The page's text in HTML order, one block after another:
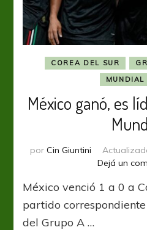
COREA DEL SUR
México ganó, es
por Cin Giuntini
Dejá un
México venció 1 a 0 a
partido
del Grupo A …